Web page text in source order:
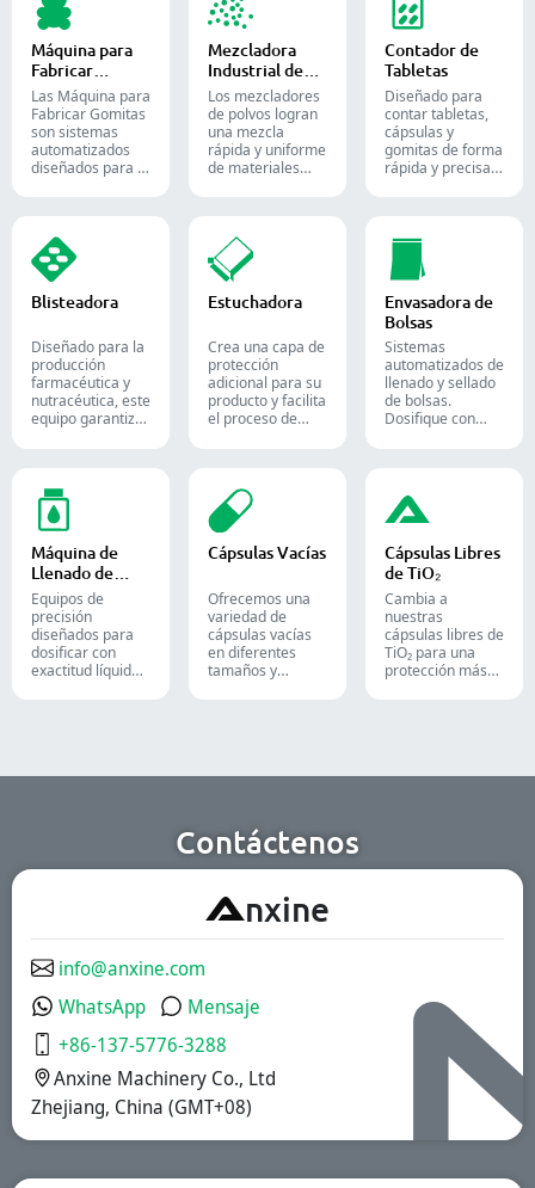
polvos, gránulos,
pellets o líquidos
en la producción
farmacéutica y de
suplementos.
de gelatina.
Máquina para
Fabricar
Gomitas
Las Máquina para
Fabricar Gomitas
son sistemas
automatizados
diseñados para la
goma, destinados
tanto a la
industria de la
confitería como a
la farmacéutica.
Mezcladora
Industrial de
Polvos
Los mezcladores
de polvos logran
una mezcla
rápida y uniforme
de materiales
las industrias
farmacéutica,
alimentaria y
química.
Contador de
Tabletas
Diseñado para
contar tabletas,
cápsulas y
gomitas de forma
rápida y precisa.
farmacéutico con
soluciones de
conteo para
formas sólidas.
Blisteadora
Diseñado para la
producción
farmacéutica y
nutracéutica, este
equipo garantiza
y Alu-Alu para
tabletas, cápsulas
y cápsulas de
gelatina blanda.
Estuchadora
Crea una capa de
protección
adicional para su
producto y facilita
el proceso de
tubos en cajas,
siendo una
solución ideal
para el empaque
en las industrias
cosmética y
alimentaria.
Envasadora de
Bolsas
Sistemas
automatizados de
llenado y sellado
de bolsas.
Dosifique con
líneas de
empaque
farmacéutico,
nutracéutico y
alimentario.
Máquina de
Llenado de
Líquidos
Equipos de
precisión
diseñados para
dosificar con
exactitud líquidos,
químicas de alta
Cápsulas Vacías
Ofrecemos una
variedad de
cápsulas vacías
en diferentes
tamaños y
usuarios. Son
farmacéutica, de
suplementos
nutricionales y de
funcionales.
Disponemos de
soluciones de
entéricas y
prolongada.
Cápsulas Libres
de TiO₂
Cambia a
nuestras
cápsulas libres de
TiO₂ para una
protección más
Contáctenos
A nxine
info@anxine.com
WhatsApp
Mensaje
+86-137-5776-3288
Anxine Machinery Co., Ltd
Zhejiang, China (GMT+08)